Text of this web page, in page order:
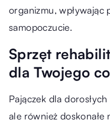
organizmu,
samopoczucie.
Sprzęt
dla Twojego
Pajączek dla
ale również